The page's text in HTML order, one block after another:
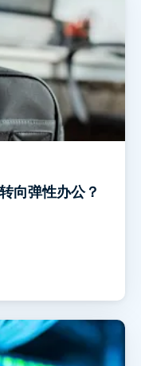
向弹性办公？